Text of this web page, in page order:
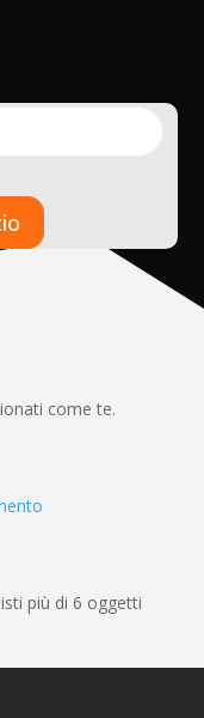
come te.
più di 6 oggetti